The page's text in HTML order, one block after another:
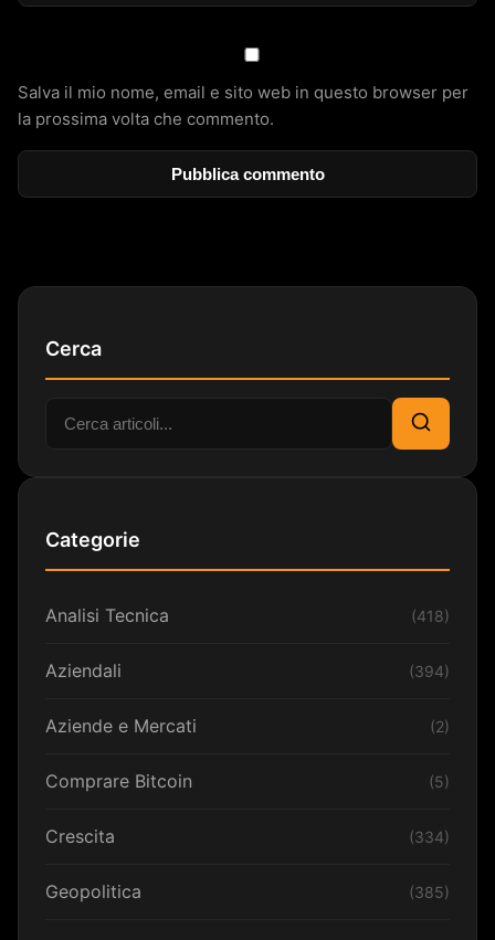
Salva il mio nome, email e sito web in questo browser per
la prossima volta che commento.
Cerca
Cerca:
Cerca
Categorie
Analisi Tecnica (418)
Aziendali (394)
Aziende e Mercati (2)
Comprare Bitcoin (5)
Crescita (334)
Geopolitica (385)